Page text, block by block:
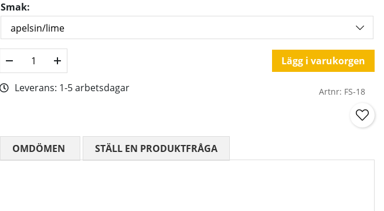
Smak:
Lägg i varukorgen
Leverans: 1-5 arbetsdagar Artnr: FS-18
OMDÖMEN MEDELBETYG 0 AV 5 ANTAL BETYG 0
STÄLL EN PRODUKTFRÅGA